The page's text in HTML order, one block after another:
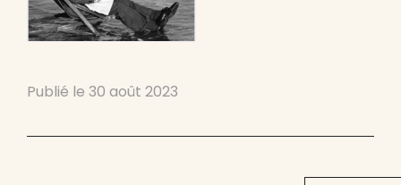
Publié le 30 août 2023